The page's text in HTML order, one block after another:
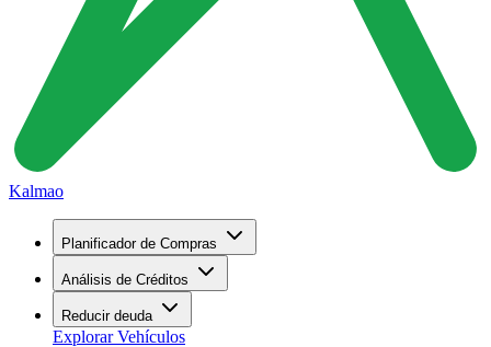
Kalmao
Planificador de Compras
Análisis de Créditos
Reducir deuda
Explorar Vehículos